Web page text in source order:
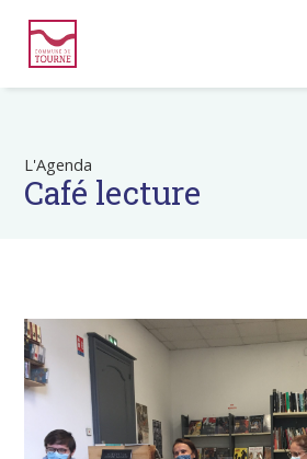
L'Agenda
Café lecture